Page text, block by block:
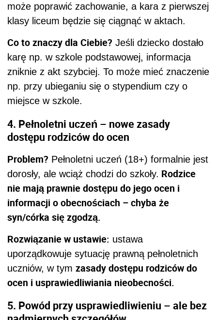
może poprawić zachowanie, a kara z pierwszej
klasy liceum będzie się ciągnąć w aktach.
Co to znaczy dla Ciebie? Jeśli dziecko dostało
karę np. w szkole podstawowej, informacja
zniknie z akt szybciej. To może mieć znaczenie
np. przy ubieganiu się o stypendium czy o
miejsce w szkole.
4. Pełnoletni uczeń – nowe zasady
dostępu rodziców do ocen
Problem? Pełnoletni uczeń (18+) formalnie jest
dorosły, ale wciąż chodzi do szkoły. Rodzice
nie mają prawnie dostępu do jego ocen i
informacji o obecnościach – chyba że
syn/córka się zgodzą.
Rozwiązanie w ustawie: ustawa
uporządkowuje sytuację prawną pełnoletnich
uczniów, w tym zasady dostępu rodziców do
ocen i usprawiedliwiania nieobecności.
5. Powód przy usprawiedliwieniu – ale bez